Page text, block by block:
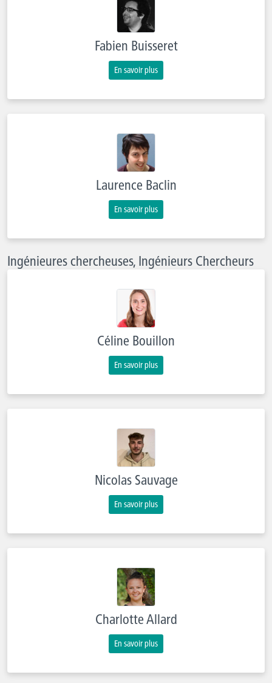
Fabien Buisseret
En savoir plus
Laurence Baclin
En savoir plus
Ingénieures chercheuses, Ingénieurs Chercheurs
Céline Bouillon
En savoir plus
Nicolas Sauvage
En savoir plus
Charlotte Allard
En savoir plus